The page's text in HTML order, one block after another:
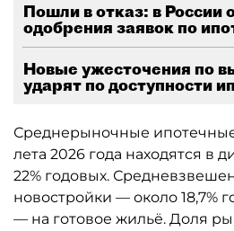
Пошли в отказ: в России
одобрения заявок по
Новые ужесточения по
ударят по доступности
Среднерыночные
лета 2026 года находятся в
22% годовых.
новостройки — около 18,7%
— на готовое жильё. Доля